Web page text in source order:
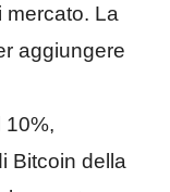
mercato. La
aggiungere
10%,
Bitcoin della